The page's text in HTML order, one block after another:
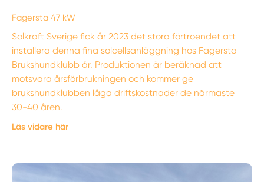
Fagersta 47 kW
Solkraft Sverige fick år 2023 det stora förtroendet att
installera denna fina solcellsanläggning hos Fagersta
Brukshundklubb år. Produktionen är beräknad att
motsvara årsförbrukningen och kommer ge
brukshundklubben låga driftskostnader de närmaste
30-40 åren.
Läs vidare här